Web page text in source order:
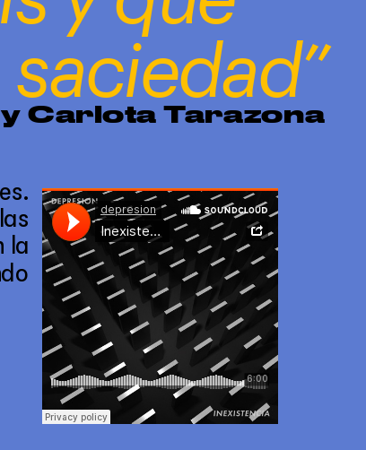
Carlota Tarazona
la